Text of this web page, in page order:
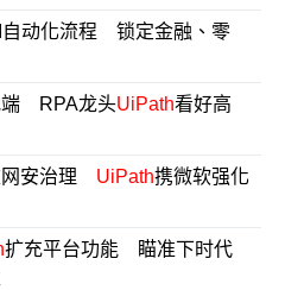
自动化流程 锁定金融、零
端 RPA龙头UiPath看好高
网安治理 UiPath携微软强化
扩充平台功能 瞄准下时代